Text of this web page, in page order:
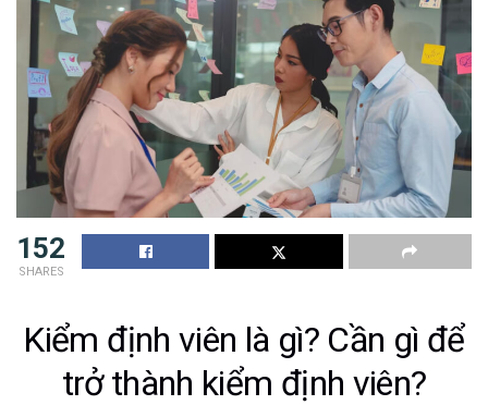
152
SHARES
Kiểm định viên là gì? Cần gì để
trở thành kiểm định viên?